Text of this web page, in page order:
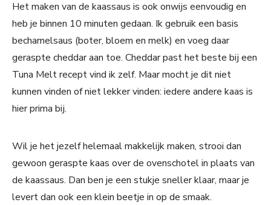
Het maken van de kaassaus is ook onwijs eenvoudig en
heb je binnen 10 minuten gedaan. Ik gebruik een basis
bechamelsaus (boter, bloem en melk) en voeg daar
geraspte cheddar aan toe. Cheddar past het beste bij een
Tuna Melt recept vind ik zelf. Maar mocht je dit niet
kunnen vinden of niet lekker vinden: iedere andere kaas is
hier prima bij.
Wil je het jezelf helemaal makkelijk maken, strooi dan
gewoon geraspte kaas over de ovenschotel in plaats van
de kaassaus. Dan ben je een stukje sneller klaar, maar je
levert dan ook een klein beetje in op de smaak.